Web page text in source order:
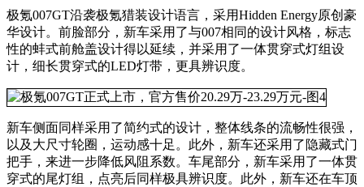
极氪007GT沿袭极氪猎装设计语言，采用Hidden Energy原创豪
华设计。前脸部分，新车采用了与007相同的设计风格，标志
性的蚌式前舱盖设计得以延续，并采用了一体贯穿式灯组设
计，细长贯穿式的LED灯带，更具辨识度。
新车侧面同样采用了简约式的设计，整体线条的流畅性很强，
以及大尺寸轮圈，运动感十足。此外，新车还采用了隐藏式门
把手，来进一步降低风阻系数。车尾部分，新车采用了一体贯
穿式的尾灯组，点亮后同样极具辨识度。此外，新车还在车顶